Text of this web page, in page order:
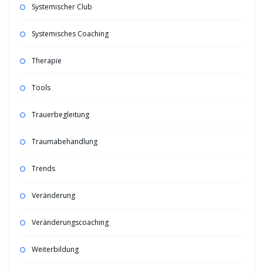
Systemischer Club
Systemisches Coaching
Therapie
Tools
Trauerbegleitung
Traumabehandlung
Trends
Veränderung
Veränderungscoaching
Weiterbildung